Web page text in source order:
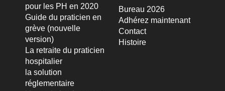
pour les PH en 2020
Guide du praticien en
grève (nouvelle
version)
La retraite du praticien
hospitalier
la solution
réglementaire
Bureau 2026
Adhérez maintenant
Contact
Histoire